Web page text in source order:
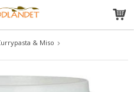
i varukorgen
& Miso